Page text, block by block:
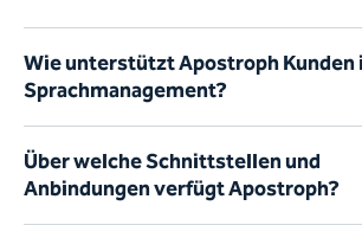
Wie unterstützt Apostroph Kunden
Sprachmanagement?
Über welche Schnittstellen und
Anbindungen verfügt Apostroph?